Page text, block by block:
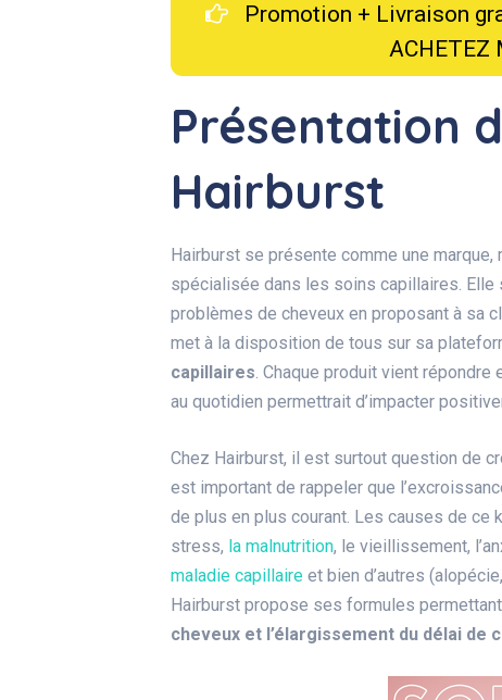
Promotion + Livraison
ACHETEZ
Présentation
Hairburst
Hairburst se présente comme une
spécialisée dans les soins capillaires. Elle
problèmes de cheveux en proposant à sa
met à la disposition de tous sur sa
capillaires. Chaque produit vient
au quotidien permettrait d’impacter
Chez Hairburst, il est surtout question de
est important de rappeler que
de plus en plus courant. Les causes de ce
stress, la malnutrition, le vieillissement,
maladie capillaire et bien d’autres
Hairburst propose ses formules
cheveux et l’élargissement du délai de